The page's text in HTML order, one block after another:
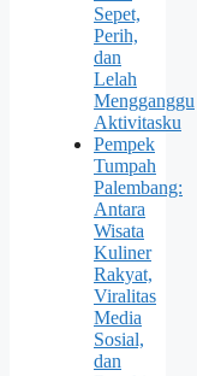
Sepet,
Perih,
dan
Lelah
Mengganggu
Aktivitasku
Pempek
Tumpah
Palembang:
Antara
Wisata
Kuliner
Rakyat,
Viralitas
Media
Sosial,
dan